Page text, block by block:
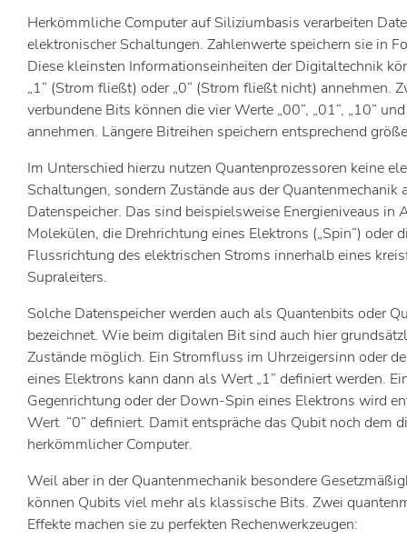
Herkömmliche Computer auf Siliziumbasis verarbeiten
elektronischer Schaltungen. Zahlenwerte speichern sie in
Diese kleinsten Informationseinheiten der Digitaltechnik
„1“ (Strom fließt) oder „0“ (Strom fließt nicht) annehmen.
verbundene Bits können die vier Werte „00“, „01“, „10“
annehmen. Längere Bitreihen speichern entsprechend
Im Unterschied hierzu nutzen Quantenprozessoren keine
Schaltungen, sondern Zustände aus der Quantenmechanik
Datenspeicher. Das sind beispielsweise Energieniveaus in
Molekülen, die Drehrichtung eines Elektrons („Spin“) oder
Flussrichtung des elektrischen Stroms innerhalb eines
Supraleiters.
Solche Datenspeicher werden auch als Quantenbits oder
bezeichnet. Wie beim digitalen Bit sind auch hier
Zustände möglich. Ein Stromfluss im Uhrzeigersinn oder
eines Elektrons kann dann als Wert „1“ definiert werden.
Gegenrichtung oder der Down-Spin eines Elektrons wird
Wert “0” definiert. Damit entspräche das Qubit noch dem
herkömmlicher Computer.
Weil aber in der Quantenmechanik besondere
können Qubits viel mehr als klassische Bits. Zwei
Effekte machen sie zu perfekten Rechenwerkzeugen: